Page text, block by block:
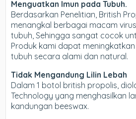
Menguatkan Imun pada Tubuh.
Berdasarkan Penelitian, British
menangkal berbagai macam
tubuh, Sehingga sangat cocok
Produk kami dapat
tubuh secara alami dan natural.
Tidak Mengandung Lilin Lebah
Dalam 1 botol british propolis,
Technology yang menghasilkan
kandungan beeswax.